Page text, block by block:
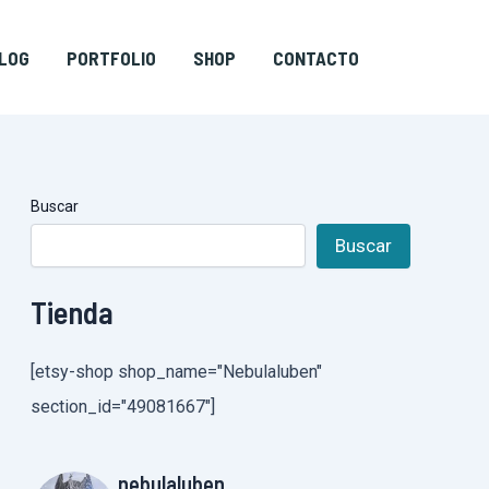
PORTFOLIO SHOP CONTACTO
Buscar
Buscar
Tienda
[etsy-shop shop_name="Nebulaluben"
section_id="49081667"]